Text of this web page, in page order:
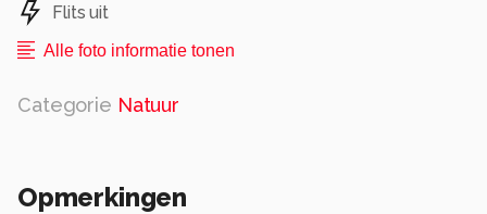
Flits uit
Alle foto informatie tonen
Categorie Natuur
Opmerkingen